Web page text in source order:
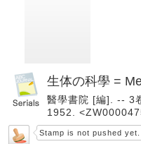
生体の科學 =
醫學書院 [編]. -- 3
1952.
Stamp is not pushed yet.